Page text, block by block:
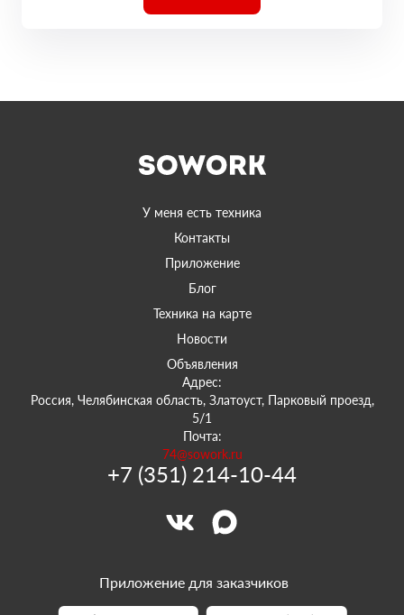
У меня есть техника
Контакты
Приложение
Блог
Техника на карте
Новости
Объявления
Адрес:
Россия, Челябинская область, Златоуст, Парковый проезд,
5/1
Почта:
74@sowork.ru
+7 (351) 214-10-44
Приложение для заказчиков